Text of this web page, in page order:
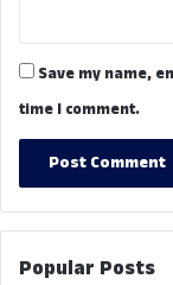
Save my name,
time I comment.
Popular Posts